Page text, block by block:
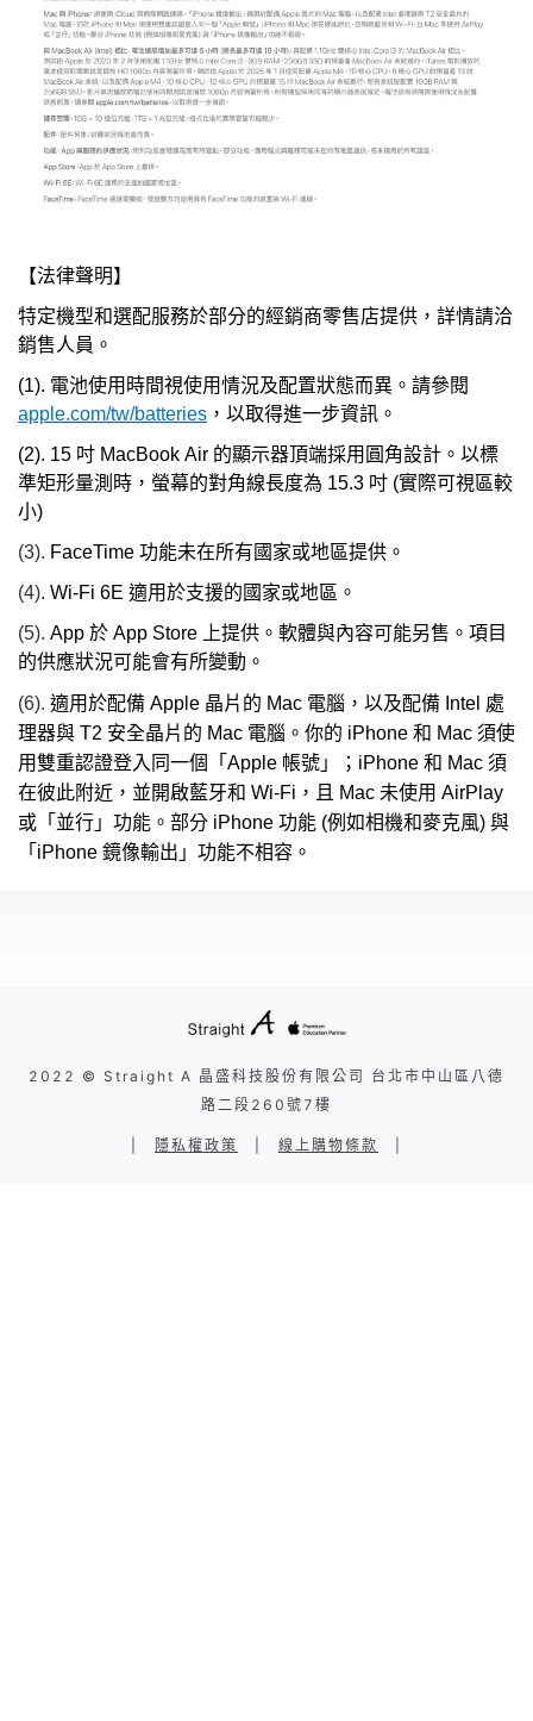
【法律聲明】
特定機型和選配服務於部分的經銷商零售店提供，詳情請洽
銷售人員。
(1). 電池使用時間視使用情況及配置狀態而異。請參閱
apple.com/tw/batteries ，以取得進一步資訊。
(2). 15 吋 MacBook Air 的顯示器頂端採用圓角設計。以標
準矩形量測時，螢幕的對角線長度為 15.3 吋 (實際可視區較
小)
(3). FaceTime 功能未在所有國家或地區提供。
(4). Wi-Fi 6E 適用於支援的國家或地區。
(5). App 於 App Store 上提供。軟體與內容可能另售。項目
的供應狀況可能會有所變動。
(6). 適用於配備 Apple 晶片的 Mac 電腦，以及配備 Intel 處
理器與 T2 安全晶片的 Mac 電腦。你的 iPhone 和 Mac 須使
用雙重認證登入同一個「Apple 帳號」；iPhone 和 Mac 須
在彼此附近，並開啟藍牙和 Wi-Fi，且 Mac 未使用 AirPlay
或「並行」功能。部分 iPhone 功能 (例如相機和麥克風) 與
「iPhone 鏡像輸出」功能不相容。
2022 © Straight A 晶盛科技股份有限公司 台北市中山區八德
路二段260號7樓
隱私權政策 線上購物條款